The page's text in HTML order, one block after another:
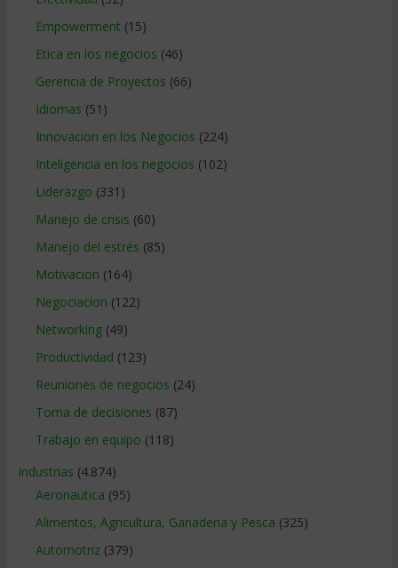
Empowerment (15)
Etica en los negocios (46)
Gerencia de Proyectos (66)
Idiomas (51)
Innovacion en los Negocios (224)
Inteligencia en los negocios (102)
Liderazgo (331)
Manejo de crisis (60)
Manejo del estrés (85)
Motivacion (164)
Negociacion (122)
Networking(49)
Productividad (123)
Reuniones de negocios (24)
Toma de decisiones (87)
Trabajo en equipo (118)
Industrias (4.874)
Aeronautica (95)
Alimentos, Agricultura, Ganaderia y Pesca (325)
Automotriz(379)